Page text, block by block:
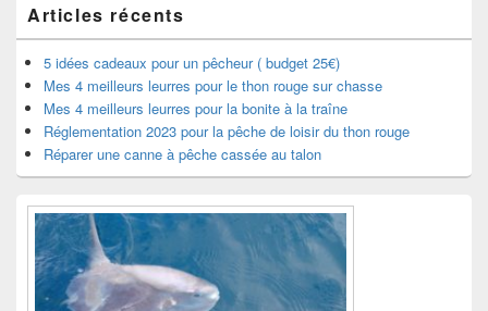
principale
de
widget
pour
barre
latérale
Articles récents
5 idées cadeaux pour un pêcheur ( budget 25€)
Mes 4 meilleurs leurres pour le thon rouge sur chasse
Mes 4 meilleurs leurres pour la bonite à la traîne
Réglementation 2023 pour la pêche de loisir du thon rouge
Réparer une canne à pêche cassée au talon